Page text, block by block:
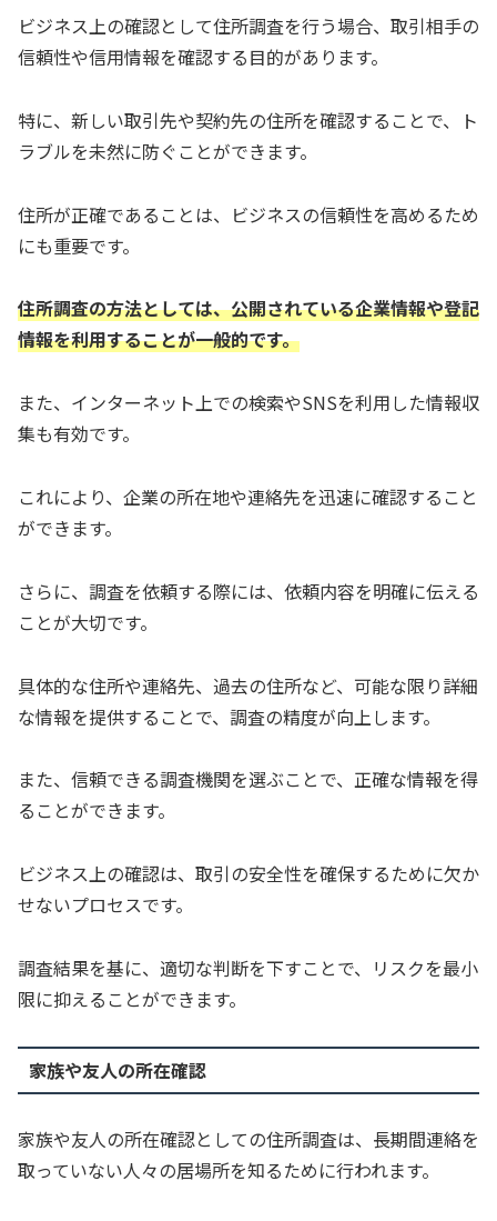
ビジネス上の確認として住所調査を行う場合、取引相手の
信頼性や信用情報を確認する目的があります。
特に、新しい取引先や契約先の住所を確認することで、ト
ラブルを未然に防ぐことができます。
住所が正確であることは、ビジネスの信頼性を高めるため
にも重要です。
住所調査の方法としては、公開されている企業情報や登記
情報を利用することが一般的です。
また、インターネット上での検索やSNSを利用した情報収
集も有効です。
これにより、企業の所在地や連絡先を迅速に確認すること
ができます。
さらに、調査を依頼する際には、依頼内容を明確に伝える
ことが大切です。
具体的な住所や連絡先、過去の住所など、可能な限り詳細
な情報を提供することで、調査の精度が向上します。
また、信頼できる調査機関を選ぶことで、正確な情報を得
ることができます。
ビジネス上の確認は、取引の安全性を確保するために欠か
せないプロセスです。
調査結果を基に、適切な判断を下すことで、リスクを最小
限に抑えることができます。
家族や友人の所在確認
家族や友人の所在確認としての住所調査は、長期間連絡を
取っていない人々の居場所を知るために行われます。